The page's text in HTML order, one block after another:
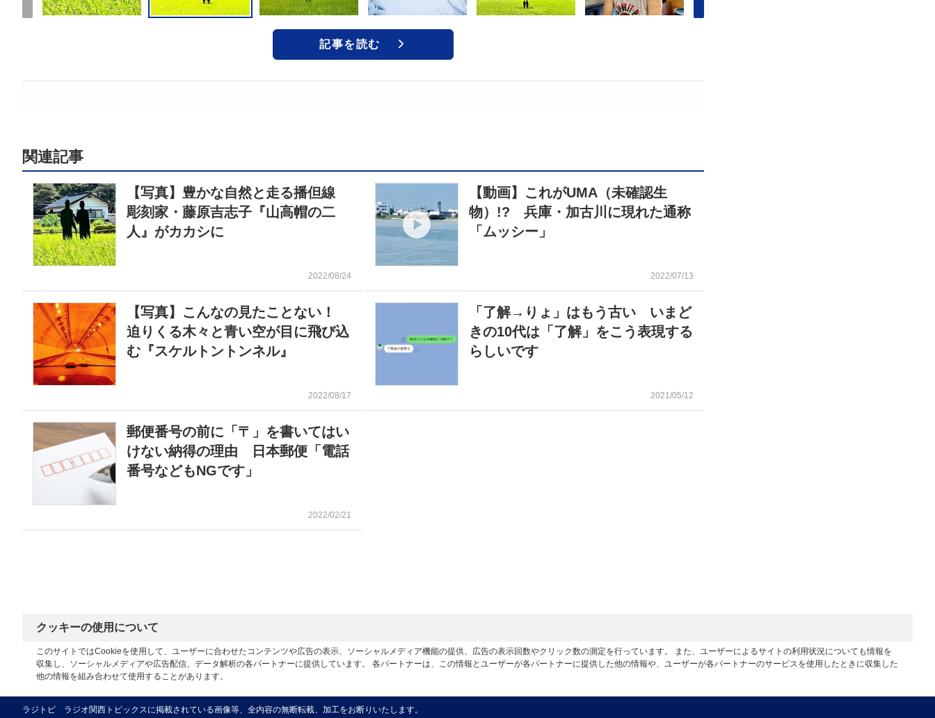
記事を読む
関連記事
【写真】豊かな自然と走る播但線
彫刻家・藤原吉志子『山高帽の二
人』がカカシに
2022/08/24
【動画】これがUMA（未確認生
物）!? 兵庫・加古川に現れた通称
「ムッシー」
2022/07/13
【写真】こんなの見たことない！
迫りくる木々と青い空が目に飛び込
む『スケルトントンネル』
2022/08/17
「了解→りょ」はもう古い いまど
きの10代は「了解」をこう表現する
らしいです
2021/05/12
郵便番号の前に「〒」を書いてはい
けない納得の理由 日本郵便「電話
番号などもNGです」
2022/02/21
クッキーの使用について
このサイトではCookieを使用して、ユーザーに合わせたコンテンツや広告の表示、ソーシャルメディア機能の提供、広告の表示回数やクリック数の測定を行っています。 また、ユーザーによるサイトの利用状況についても情報を
収集し、ソーシャルメディアや広告配信、データ解析の各パートナーに提供しています。 各パートナーは、この情報とユーザーが各パートナーに提供した他の情報や、ユーザーが各パートナーのサービスを使用したときに収集した
他の情報を組み合わせて使用することがあります。
ラジトピ ラジオ関西トピックスに掲載されている画像等、全内容の無断転載、加工をお断りいたします。